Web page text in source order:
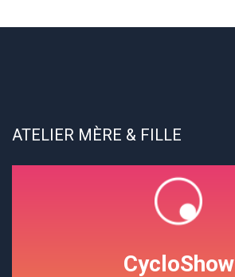
ATELIER MÈRE & FILLE
CycloShow